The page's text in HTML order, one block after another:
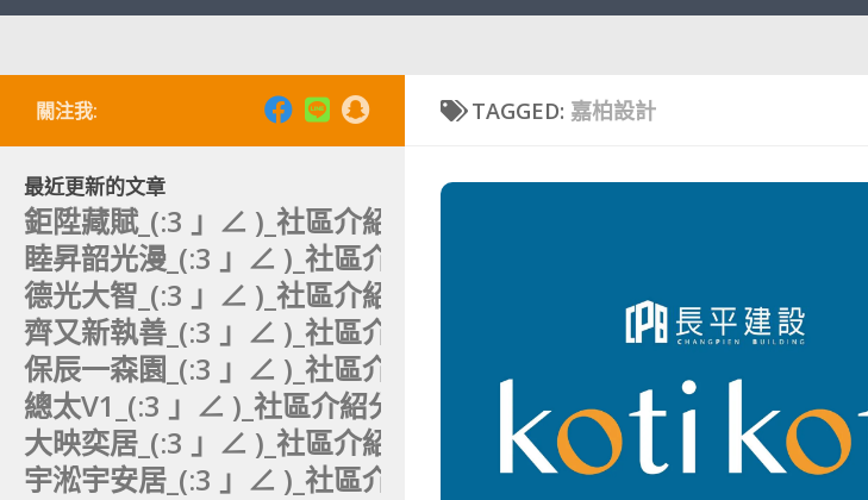
TAGGED: 嘉柏設計
關注我:
最近更新的文章
鉅陞藏賦_(:3 」∠ )_社區介紹分析。
睦昇韶光漫_(:3 」∠ )_社區介紹分析。
德光大智_(:3 」∠ )_社區介紹分析。
齊又新執善_(:3 」∠ )_社區介紹分析。
保辰一森園_(:3 」∠ )_社區介紹分析。
總太V1_(:3 」∠ )_社區介紹分析。
大映奕居_(:3 」∠ )_社區介紹分析。
宇淞宇安居_(:3 」∠ )_社區介紹分析。